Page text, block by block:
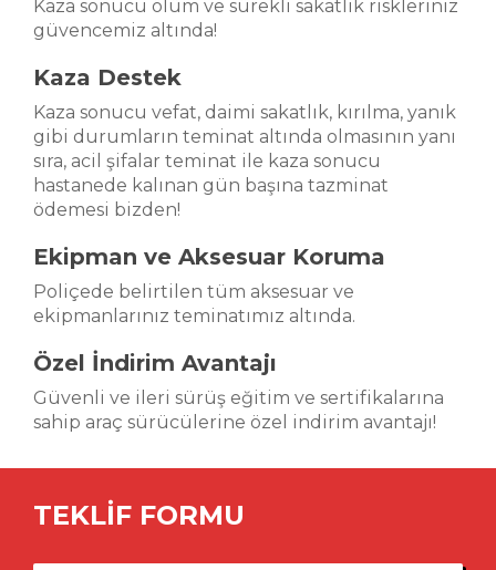
Kaza sonucu ölüm ve sürekli sakatlık riskleriniz
güvencemiz altında!
Kaza Destek
Kaza sonucu vefat, daimi sakatlık, kırılma, yanık
gibi durumların teminat altında olmasının yanı
sıra, acil şifalar teminat ile kaza sonucu
hastanede kalınan gün başına tazminat
ödemesi bizden!
Ekipman ve Aksesuar Koruma
Poliçede belirtilen tüm aksesuar ve
ekipmanlarınız teminatımız altında.
Özel İndirim Avantajı
Güvenli ve ileri sürüş eğitim ve sertifikalarına
sahip araç sürücülerine özel indirim avantajı!
TEKLİF FORMU